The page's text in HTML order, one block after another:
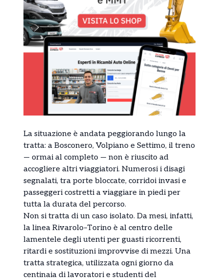
La situazione è andata peggiorando lungo la
tratta: a Bosconero, Volpiano e Settimo, il treno
— ormai al completo — non è riuscito ad
accogliere altri viaggiatori. Numerosi i disagi
segnalati, tra porte bloccate, corridoi invasi e
passeggeri costretti a viaggiare in piedi per
tutta la durata del percorso.
Non si tratta di un caso isolato. Da mesi, infatti,
la linea Rivarolo–Torino è al centro delle
lamentele degli utenti per guasti ricorrenti,
ritardi e sostituzioni improvvise di mezzi. Una
tratta strategica, utilizzata ogni giorno da
centinaia di lavoratori e studenti del